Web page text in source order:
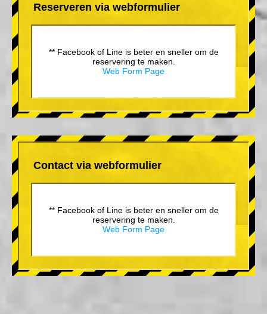
Reserveren via webformulier
** Facebook of Line is beter en sneller om de
reservering te maken.
Web Form Page
Contact via webformulier
** Facebook of Line is beter en sneller om de
reservering te maken.
Web Form Page